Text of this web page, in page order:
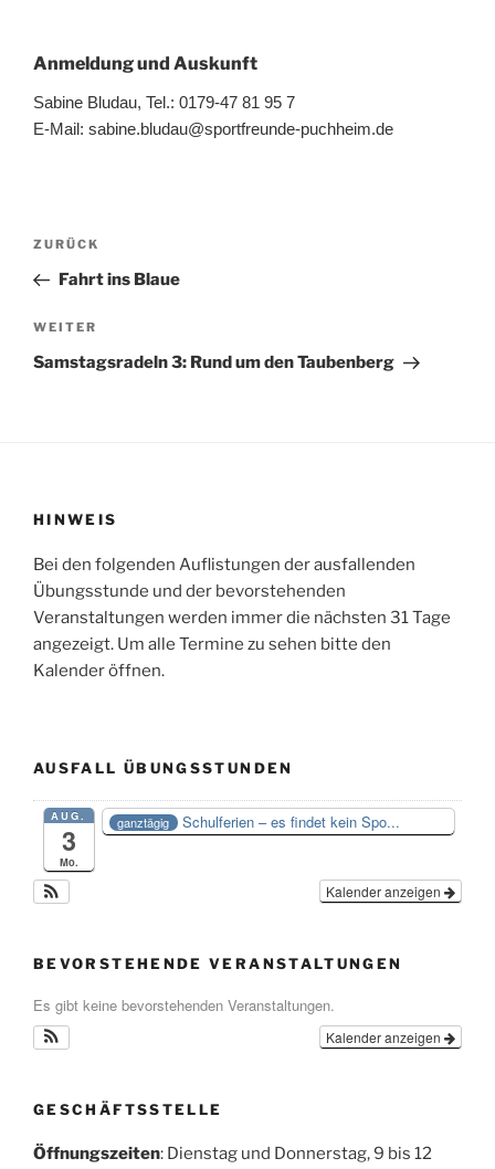
Anmeldung und Auskunft
Sabine Bludau, Tel.: 0179-47 81 95 7
E-Mail: sabine.bludau@sportfreunde-puchheim.de
Beitragsnavigation
Vorheriger
Beitrag
ZURÜCK
Fahrt ins Blaue
Nächster
Beitrag
WEITER
Samstagsradeln 3: Rund um den Taubenberg
HINWEIS
Bei den folgenden Auflistungen der ausfallenden
Übungsstunde und der bevorstehenden
Veranstaltungen werden immer die nächsten 31 Tage
angezeigt. Um alle Termine zu sehen bitte den
Kalender öffnen.
AUSFALL ÜBUNGSSTUNDEN
AUG.
3
Mo.
ganztägig Schulferien – es findet kein Spo...
Kalender anzeigen
BEVORSTEHENDE VERANSTALTUNGEN
Es gibt keine bevorstehenden Veranstaltungen.
Kalender anzeigen
GESCHÄFTSSTELLE
Öffnungszeiten: Dienstag und Donnerstag, 9 bis 12